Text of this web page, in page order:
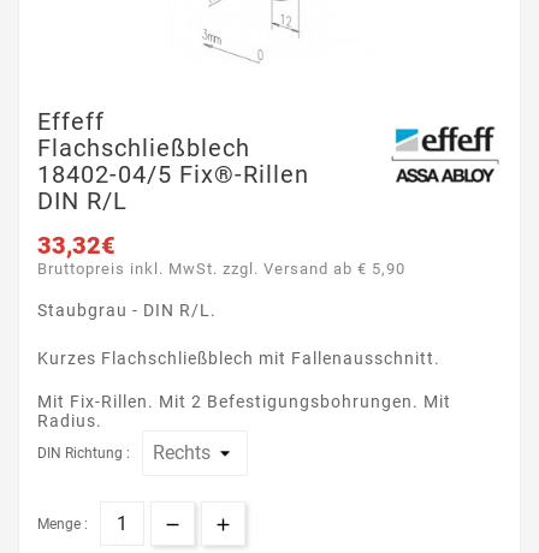
Effeff
Flachschließblech
18402-04/5 Fix®-Rillen
DIN R/L
33,32€
Bruttopreis inkl. MwSt. zzgl. Versand ab € 5,90
Staubgrau - DIN R/L.
Kurzes Flachschließblech mit Fallenausschnitt.
Mit Fix-Rillen. Mit 2 Befestigungsbohrungen. Mit
Radius.
DIN Richtung :
Menge :